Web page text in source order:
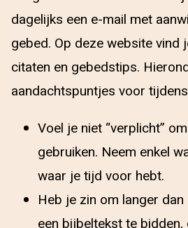
dagelijks een e-mail met
gebed. Op deze website vind
citaten en gebedstips.
aandachtspuntjes voor
Voel je niet “verplicht”
gebruiken. Neem enkel
waar je tijd voor hebt.
Heb je zin om langer
een bijbeltekst te